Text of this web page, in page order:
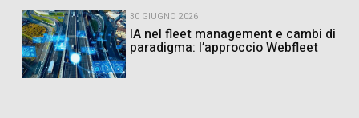
30 GIUGNO 2026
IA nel fleet management e cambi di
paradigma: l’approccio Webfleet